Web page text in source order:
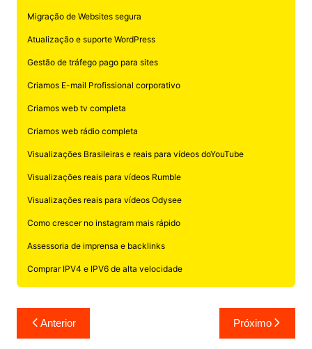
Migração de Websites segura
Atualização e suporte WordPress
Gestão de tráfego pago para sites
Criamos E-mail Profissional corporativo
Criamos web tv completa
Criamos web rádio completa
Visualizações Brasileiras e reais para vídeos doYouTube
Visualizações reais para vídeos Rumble
Visualizações reais para vídeos Odysee
Como crescer no instagram mais rápido
Assessoria de imprensa e backlinks
Comprar IPV4 e IPV6 de alta velocidade
Navegação
de
Anterior Próximo